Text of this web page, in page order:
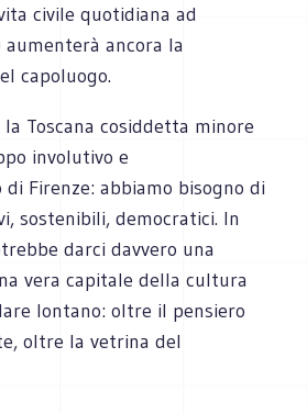
civile quotidiana ad
ancora la
capoluogo.
la Toscana cosiddetta minore
involutivo e
Firenze: abbiamo bisogno di
sostenibili, democratici. In
darci davvero una
vera capitale della cultura
lontano: oltre il pensiero
oltre la vetrina del